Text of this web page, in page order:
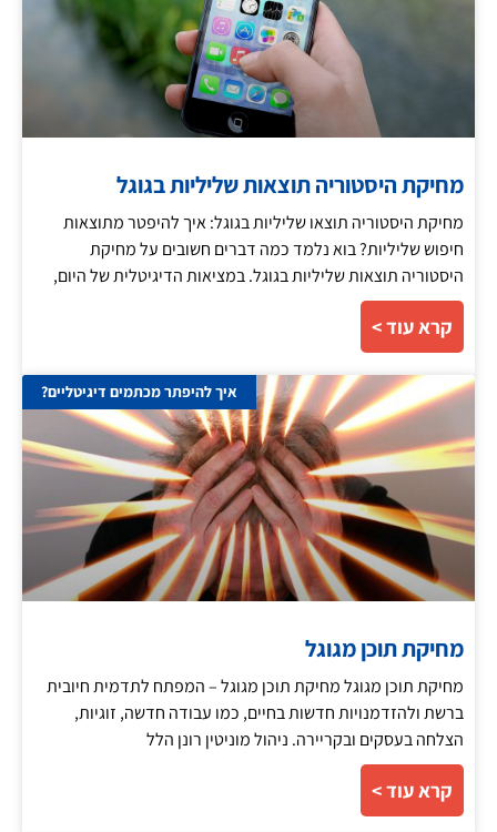
מחיקת היסטוריה תוצאות שליליות בגוגל
מחיקת היסטוריה תוצאו שליליות בגוגל: איך להיפטר מתוצאות
חיפוש שליליות? בוא נלמד כמה דברים חשובים על מחיקת
היסטוריה תוצאות שליליות בגוגל. במציאות הדיגיטלית של היום,
קרא עוד >
איך להיפתר מכתמים דיגיטליים?
מחיקת תוכן מגוגל
מחיקת תוכן מגוגל מחיקת תוכן מגוגל – המפתח לתדמית חיובית
ברשת ולהזדמנויות חדשות בחיים, כמו עבודה חדשה, זוגיות,
הצלחה בעסקים ובקריירה. ניהול מוניטין רונן הלל
קרא עוד >